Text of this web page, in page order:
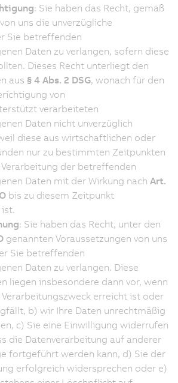
: Sie haben das Recht, gemäß
uns die unverzügliche
Sie betreffenden
Daten zu verlangen, sofern diese
Dieses Recht unterliegt den
aus § 4 Abs. 2 DSG, wonach für den
von
verarbeiteten
Daten nicht unverzüglich
diese aus wirtschaftlichen oder
nur zu bestimmten Zeitpunkten
der betreffenden
Daten mit der Wirkung nach Art.
bis zu diesem Zeitpunkt
: Sie haben das Recht, unter den
genannten Voraussetzungen von uns
Sie betreffenden
Daten zu verlangen. Diese
liegen insbesondere dann vor, wenn
erreicht ist oder
b) wir Ihre Daten unrechtmäßig
c) Sie eine Einwilligung widerrufen
die Datenverarbeitung auf anderer
fortgeführt werden kann, d) Sie der
erfolgreich widersprechen oder e)